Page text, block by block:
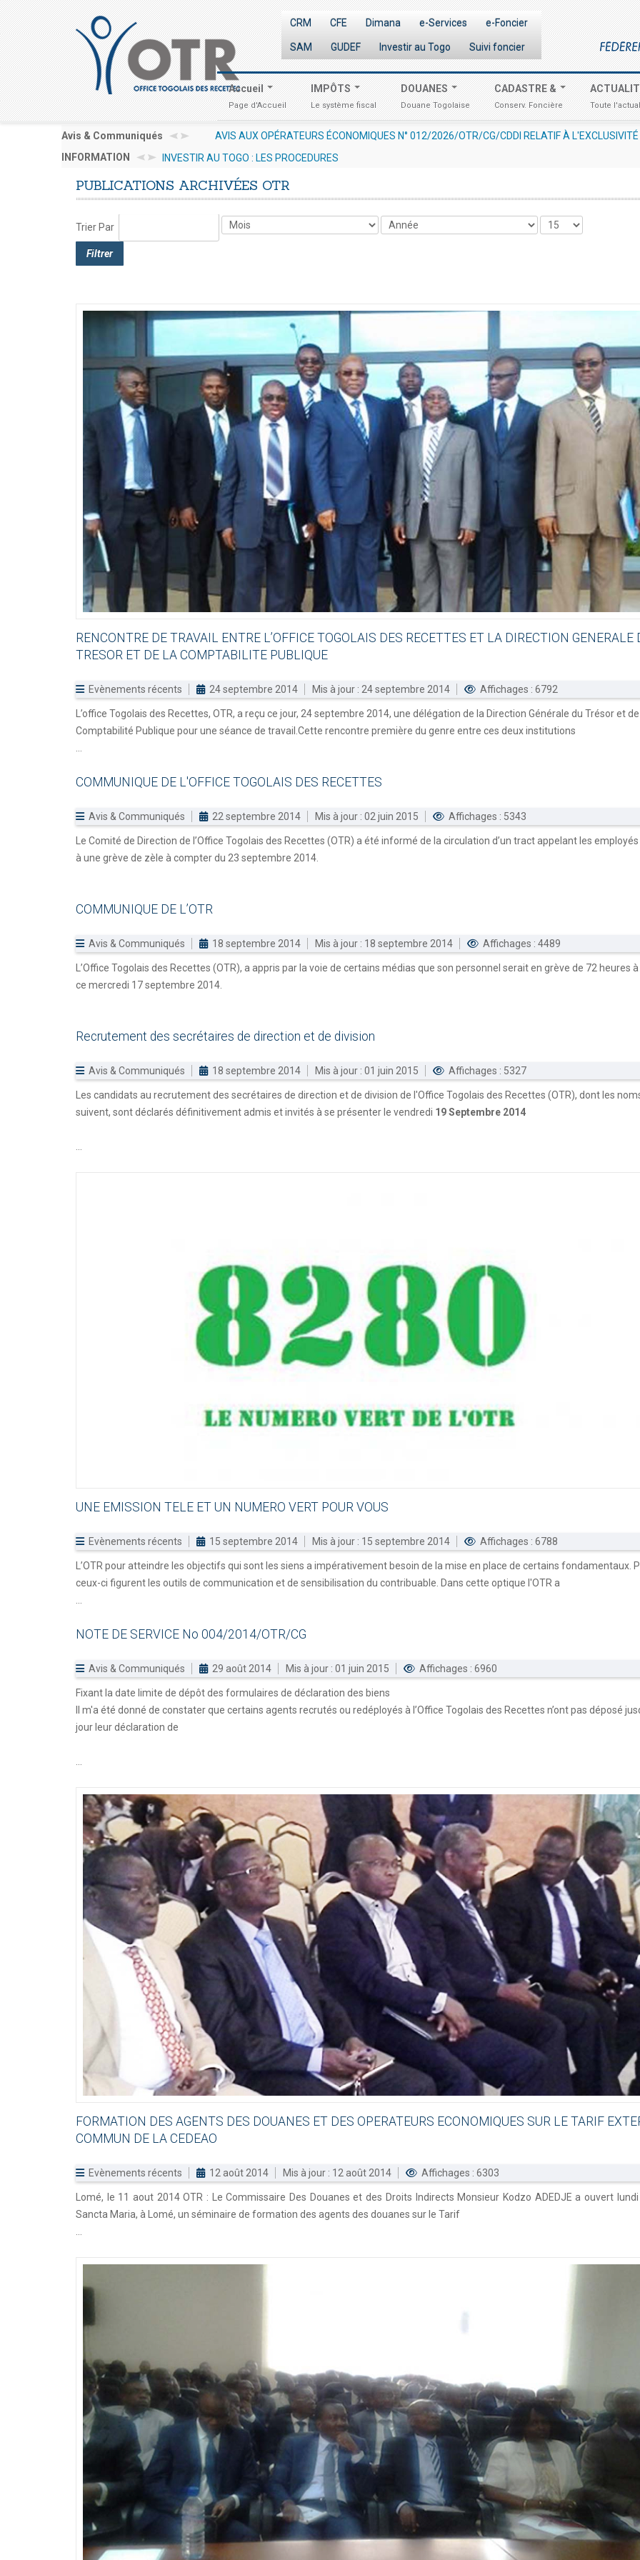
CRM CFE Dimana e-Services e-Foncier
SAM GUDEF Investir au Togo Suivi foncier
Accueil
Page d'Accueil
IMPÔTS
Le système fiscal
DOUANES
Douane Togolaise
CADASTRE &
Conserv. Foncière Toute
Avis & Communiqués AVIS AUX OPÉRATEURS ÉCONOMIQUES N° 012/2026/OTR/CG/CDDI RELATIF À L'EXCLUSIVITÉ
29 juillet 2026 17:30
INFORMATION INVESTIR AU TOGO : LES PROCEDURES
PUBLICATIONS ARCHIVÉES OTR
Trier Par
Filtrer
RENCONTRE DE TRAVAIL ENTRE L’OFFICE TOGOLAIS DES RECETTES ET LA DIRECTION GENERALE
TRESOR ET DE LA COMPTABILITE PUBLIQUE
Evènements récents 24 septembre 2014 Mis à jour : 24 septembre 2014 Affichages : 6792
L’office Togolais des Recettes, OTR, a reçu ce jour, 24 septembre 2014, une délégation de la Direction Générale du Trésor et
Comptabilité Publique pour une séance de travail.Cette rencontre première du genre entre ces deux institutions
...
COMMUNIQUE DE L'OFFICE TOGOLAIS DES RECETTES
Avis & Communiqués 22 septembre 2014 Mis à jour : 02 juin 2015 Affichages : 5343
Le Comité de Direction de l’Office Togolais des Recettes (OTR) a été informé de la circulation d’un tract appelant les employés
à une grève de zèle à compter du 23 septembre 2014.
COMMUNIQUE DE L’OTR
Avis & Communiqués 18 septembre 2014 Mis à jour : 18 septembre 2014 Affichages : 4489
L’Office Togolais des Recettes (OTR), a appris par la voie de certains médias que son personnel serait en grève de 72 heures
ce mercredi 17 septembre 2014.
Recrutement des secrétaires de direction et de division
Avis & Communiqués 18 septembre 2014 Mis à jour : 01 juin 2015 Affichages : 5327
Les candidats au recrutement des secrétaires de direction et de division de l'Office Togolais des Recettes (OTR), dont les
suivent, sont déclarés définitivement admis et invités à se présenter le vendredi 19 Septembre 2014
...
UNE EMISSION TELE ET UN NUMERO VERT POUR VOUS
Evènements récents 15 septembre 2014 Mis à jour : 15 septembre 2014 Affichages : 6788
L’OTR pour atteindre les objectifs qui sont les siens a impérativement besoin de la mise en place de certains fondamentaux.
ceux-ci figurent les outils de communication et de sensibilisation du contribuable. Dans cette optique l'OTR a
NOTE DE SERVICE No 004/2014/OTR/CG
Avis & Communiqués 29 août 2014 Mis à jour : 01 juin 2015 Affichages : 6960
Fixant la date limite de dépôt des formulaires de déclaration des biens
Il m'a été donné de constater que certains agents recrutés ou redéployés à l’Office Togolais des Recettes n’ont pas déposé
jour leur déclaration de
FORMATION DES AGENTS DES DOUANES ET DES OPERATEURS ECONOMIQUES SUR LE TARIF
COMMUN DE LA CEDEAO
Evènements récents 12 août 2014 Mis à jour : 12 août 2014 Affichages : 6303
Lomé, le 11 aout 2014 OTR : Le Commissaire Des Douanes et des Droits Indirects Monsieur Kodzo ADEDJE a ouvert lundi
Sancta Maria, à Lomé, un séminaire de formation des agents des douanes sur le Tarif
...